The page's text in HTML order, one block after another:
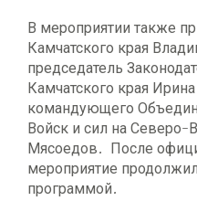
В мероприятии также
Камчатского края
председатель
Камчатского края
командующего
Войск и сил на Северо-
Мясоедов. После
мероприятие
программой.